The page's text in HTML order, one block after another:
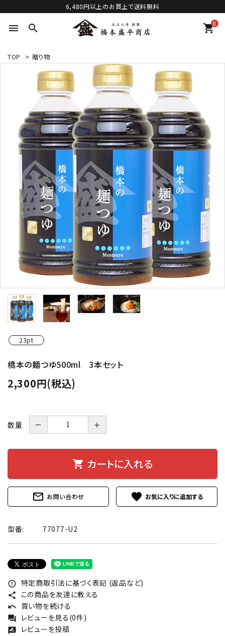
6,480円以上のお買上で送料無料
menu search 0
shopping_cart
TOP > 贈り物
23pt
橋本の麺つゆ500ml 3本セット
2,300円(税込)
数量 － ＋
shopping_cart カートに入れる
mail_outline お問い合わせ favorite
型番: 77077-U2
error_outline 特定商取引法に基づく表記 (返品など)
share この商品を友達に教える
undo 買い物を続ける
forum レビューを見る(0件)
rate_review レビューを投稿